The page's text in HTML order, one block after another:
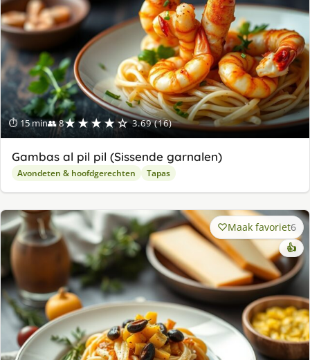
⏱ 15 min👥 8★★★★☆ 3.69 (16)
Gambas al pil pil (Sissende garnalen)
Avondeten & hoofdgerechten Tapas
Maak favoriet6
👍